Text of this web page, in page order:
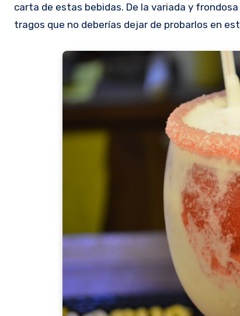
carta de estas bebidas. De la variada y
tragos que no deberías dejar de probarlos en